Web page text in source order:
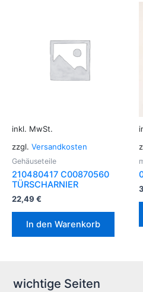
inkl. MwSt.
zzgl. Versandkosten
Gehäuseteile
210480417 C00870560
TÜRSCHARNIER
22,49 €
In den Warenkorb
wichtige Seiten